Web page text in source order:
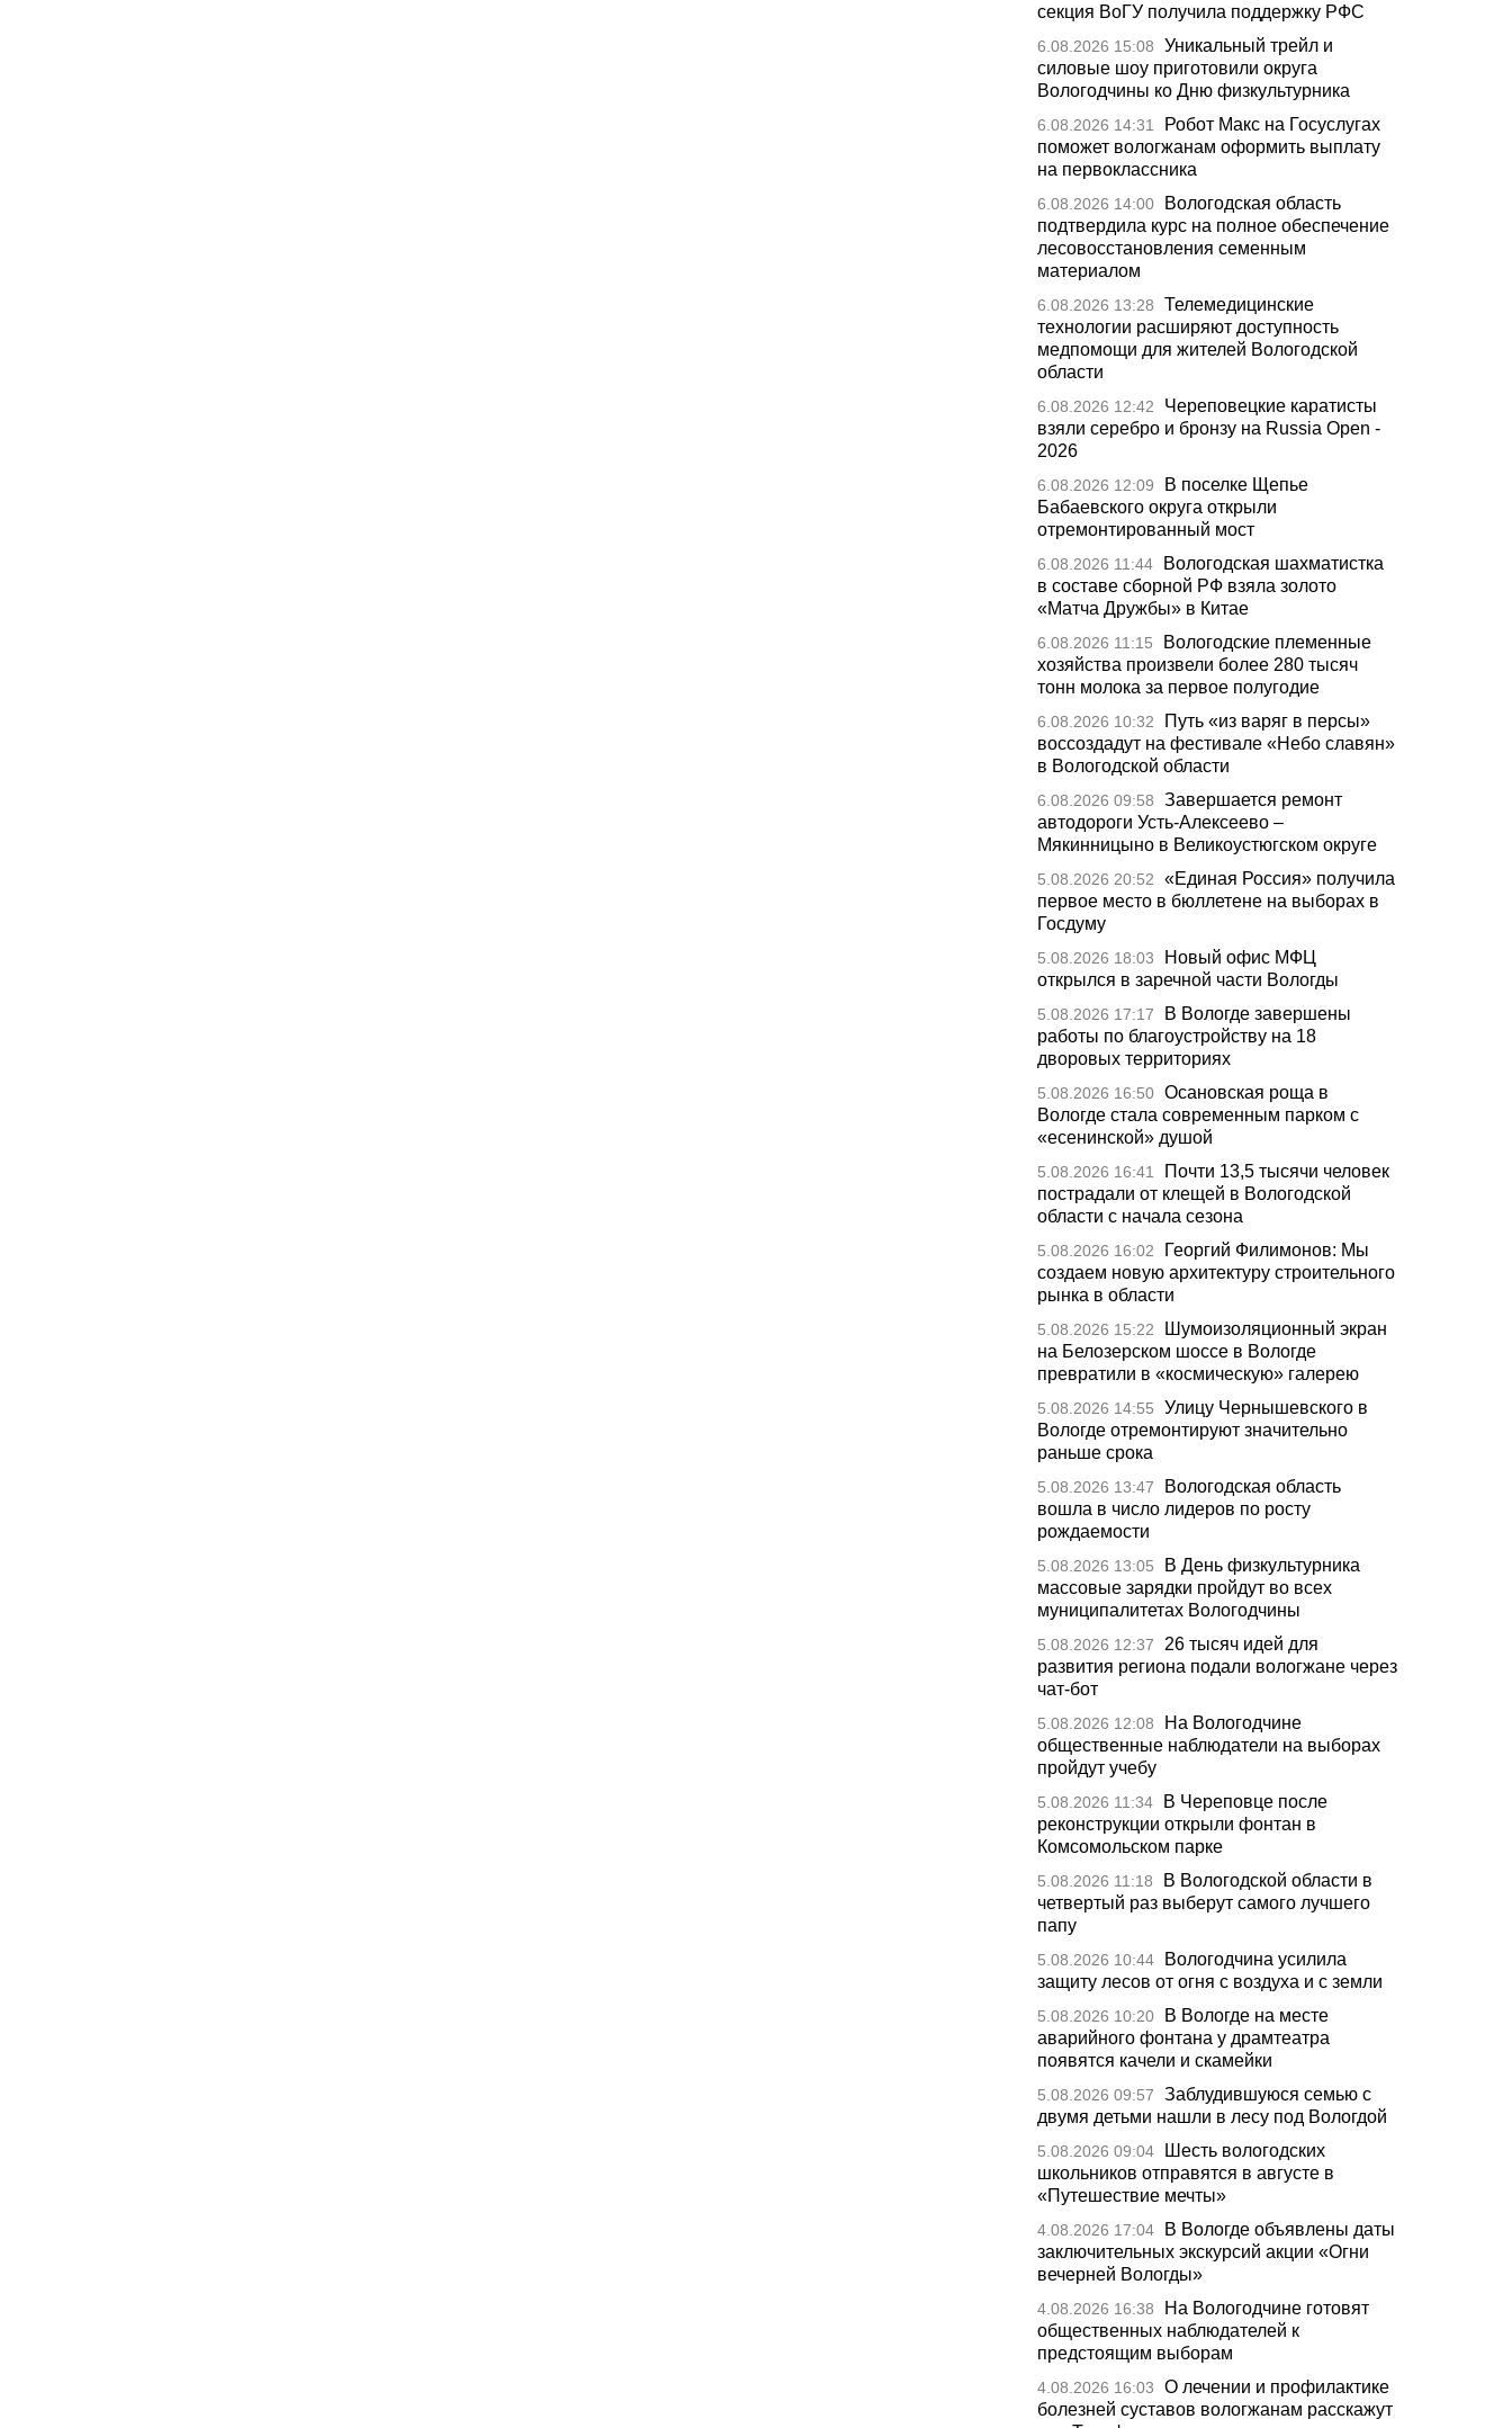
секция ВоГУ получила поддержку РФС
6.08.2026 15:08
Уникальный трейл и
силовые шоу приготовили округа
Вологодчины ко Дню физкультурника
6.08.2026 14:31
Робот Макс на Госуслугах
поможет вологжанам оформить выплату
на первоклассника
6.08.2026 14:00
Вологодская область
подтвердила курс на полное обеспечение
лесовосстановления семенным
материалом
6.08.2026 13:28
Телемедицинские
технологии расширяют доступность
медпомощи для жителей Вологодской
области
6.08.2026 12:42
Череповецкие каратисты
взяли серебро и бронзу на Russia Open -
2026
6.08.2026 12:09
В поселке Щепье
Бабаевского округа открыли
отремонтированный мост
6.08.2026 11:44
Вологодская шахматистка
в составе сборной РФ взяла золото
«Матча Дружбы» в Китае
6.08.2026 11:15
Вологодские племенные
хозяйства произвели более 280 тысяч
тонн молока за первое полугодие
6.08.2026 10:32
Путь «из варяг в персы»
воссоздадут на фестивале «Небо славян»
в Вологодской области
6.08.2026 09:58
Завершается ремонт
автодороги Усть-Алексеево –
Мякинницыно в Великоустюгском округе
5.08.2026 20:52
«Единая Россия» получила
первое место в бюллетене на выборах в
Госдуму
5.08.2026 18:03
Новый офис МФЦ
открылся в заречной части Вологды
5.08.2026 17:17
В Вологде завершены
работы по благоустройству на 18
дворовых территориях
5.08.2026 16:50 Осановская роща в
Вологде стала современным парком с
«есенинской» душой
5.08.2026 16:41
Почти 13,5 тысячи человек
пострадали от клещей в Вологодской
области с начала сезона
5.08.2026 16:02
Георгий Филимонов: Мы
создаем новую архитектуру строительного
рынка в области
5.08.2026 15:22
Шумоизоляционный экран
на Белозерском шоссе в Вологде
превратили в «космическую» галерею
5.08.2026 14:55
Улицу Чернышевского в
Вологде отремонтируют значительно
раньше срока
5.08.2026 13:47
Вологодская область
вошла в число лидеров по росту
рождаемости
5.08.2026 13:05
В День физкультурника
массовые зарядки пройдут во всех
муниципалитетах Вологодчины
5.08.2026 12:37
26 тысяч идей для
развития региона подали вологжане через
чат-бот
5.08.2026 12:08
На Вологодчине
общественные наблюдатели на выборах
пройдут учебу
5.08.2026 11:34
В Череповце после
реконструкции открыли фонтан в
Комсомольском парке
5.08.2026 11:18
В Вологодской области в
четвертый раз выберут самого лучшего
папу
5.08.2026 10:44
Вологодчина усилила
защиту лесов от огня с воздуха и с земли
5.08.2026 10:20
В Вологде на месте
аварийного фонтана у драмтеатра
появятся качели и скамейки
5.08.2026 09:57
Заблудившуюся семью с
двумя детьми нашли в лесу под Вологдой
5.08.2026 09:04
Шесть вологодских
школьников отправятся в августе в
«Путешествие мечты»
4.08.2026 17:04
В Вологде объявлены даты
заключительных экскурсий акции «Огни
вечерней Вологды»
4.08.2026 16:38
На Вологодчине готовят
общественных наблюдателей к
предстоящим выборам
4.08.2026 16:03
О лечении и профилактике
болезней суставов вологжанам расскажут